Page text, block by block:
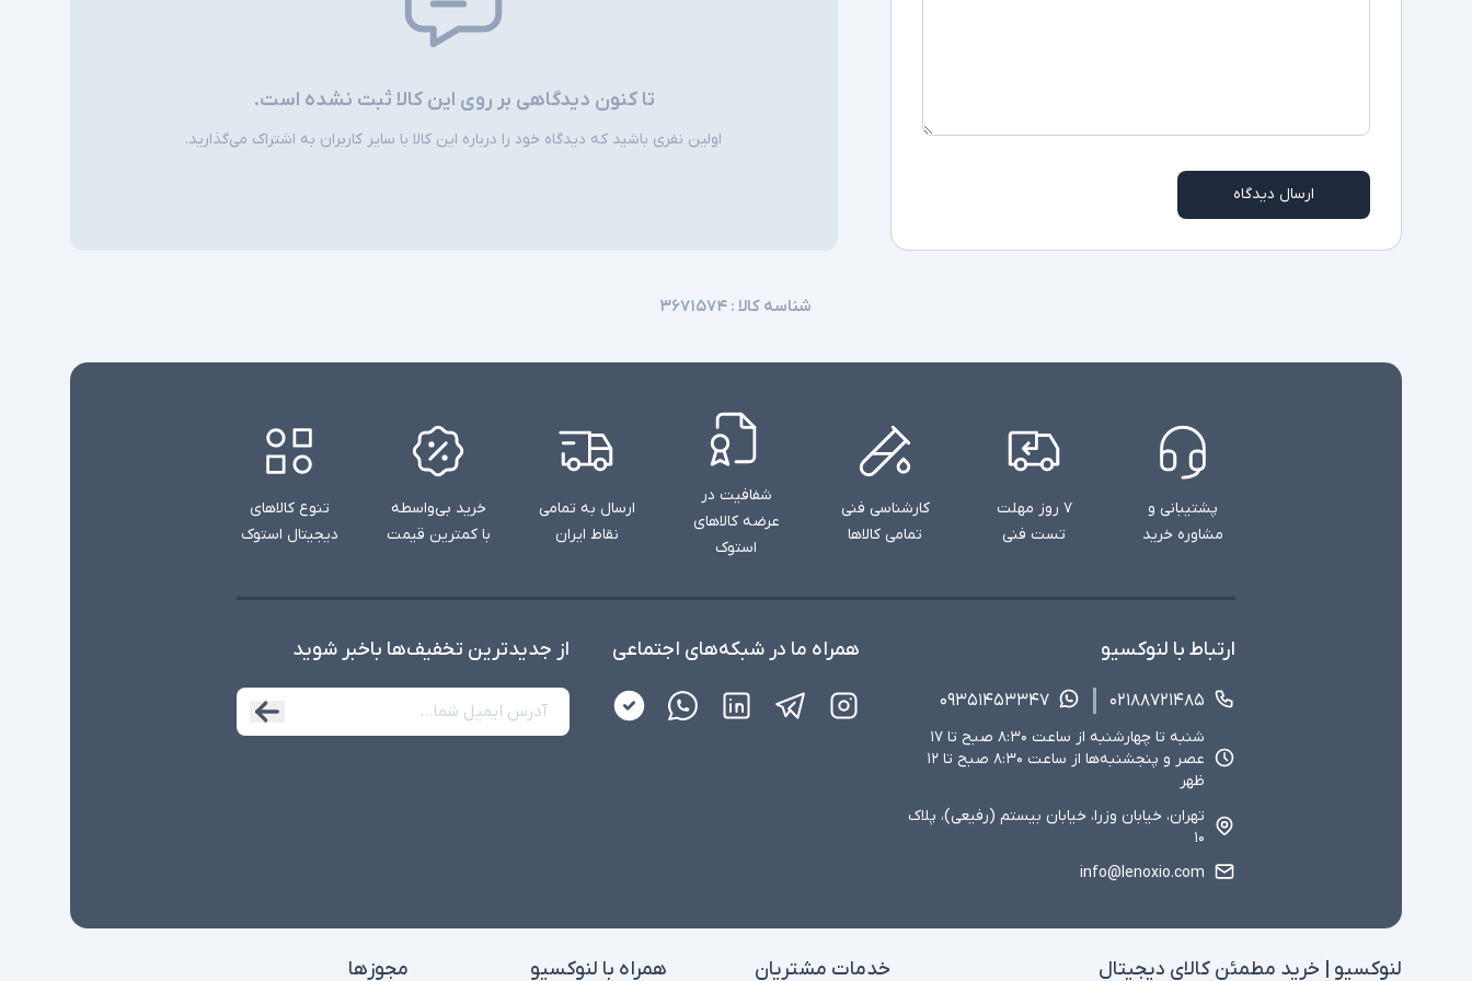
ارسال دیدگاه
تا کنون دیدگاهی بر روی این کالا ثبت نشده است.
اولین نفری باشید که دیدگاه خود را درباره این کالا با سایر کاربران به اشتراک می‌گذارید.
شناسه کالا : ۳۶۷۱۵۷۴
پشتیبانی و
مشاوره خرید
۷ روز مهلت
تست فنی
کارشناسی فنی
تمامی کالاها
شفافیت در
عرضه کالاهای
استوک
ارسال به تمامی
نقاط ایران
خرید بی‌واسطه
با کمترین قیمت
تنوع کالاهای
دیجیتال استوک
ارتباط با لنوکسیو
۰۲۱۸۸۷۲۱۴۸۵ ۰۹۳۵۱۴۵۳۳۴۷
شنبه تا چهارشنبه از ساعت ۸:۳۰ صبح تا ۱۷
عصر و پنجشنبه‌ها از ساعت ۸:۳۰ صبح تا ۱۲
ظهر
تهران، خیابان وزرا، خیابان بیستم (رفیعی)، پلاک
۱۰
info@lenoxio.com
همراه ما در شبکه‌های اجتماعی از جدید‌ترین تخفیف‌ها با‌خبر شوید
لنوکسیو | خرید مطمئن کالای دیجیتال خدمات مشتریان همراه با لنوکسیو مجوزها